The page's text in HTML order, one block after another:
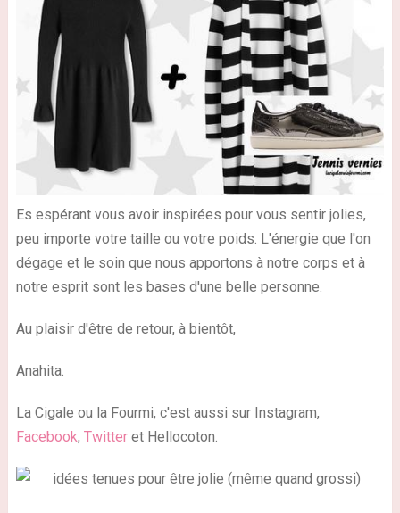
Es espérant vous avoir inspirées pour vous sentir jolies,
peu importe votre taille ou votre poids. L'énergie que l'on
dégage et le soin que nous apportons à notre corps et à
notre esprit sont les bases d'une belle personne.
Au plaisir d'être de retour, à bientôt,
Anahita.
La Cigale ou la Fourmi, c'est aussi sur Instagram,
Facebook, Twitteret Hellocoton.